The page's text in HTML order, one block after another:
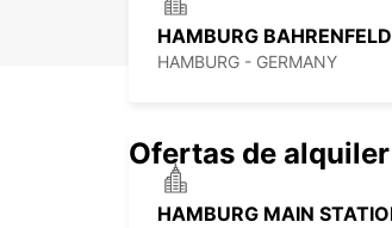
HAMBURG BAHRENFELD
HAMBURG - GERMANY
HAMBURG MAIN
Ofertas de